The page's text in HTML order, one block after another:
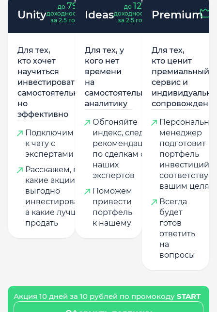
Unity
до 79
доходность
за 2.5 года
Для тех,
кто хочет
научиться
инвестировать
самостоятельно,
но
эффективно
Подключим
к чату с
экспертами
Расскажем, в
какие акции
выгодно
инвестировать,
а какие лучше
продать
Ideas
до 121
доходность
за 2.5 года
Для тех, у
кого нет
времени
на
самостоятельную
аналитику
Обгоняйте
индекс, следуя
рекомендациям
по сделкам от
наших
экспертов
Поможем
привести
портфель
к нашему
Premium
Для тех,
кто ценит
премиальный
сервис и
менеджер
подготовит
портфель
инвестиций,
вашим целям
Всегда
будет
готов
ответить
на
вопросы
Акция 10 дней за 10 рублей по промокоду START